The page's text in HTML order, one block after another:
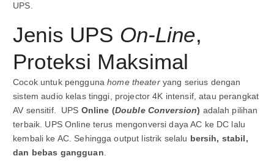
UPS.
Jenis UPS On-Line,
Proteksi Maksimal
Cocok untuk penggunahome theateryang serius dengan
sistem audio kelas tinggi, projector 4K intensif, atau perangkat
AV sensitif. UPS Online (Double Conversion) adalah pilihan
terbaik. UPS Online terus mengonversi daya AC ke DC lalu
kembali ke AC. Sehingga output listrik selalu bersih, stabil,
dan bebas gangguan.